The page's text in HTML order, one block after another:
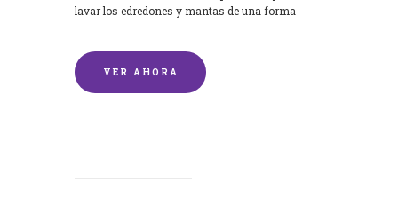
lavar los edredones y mantas de una forma
VER AHORA